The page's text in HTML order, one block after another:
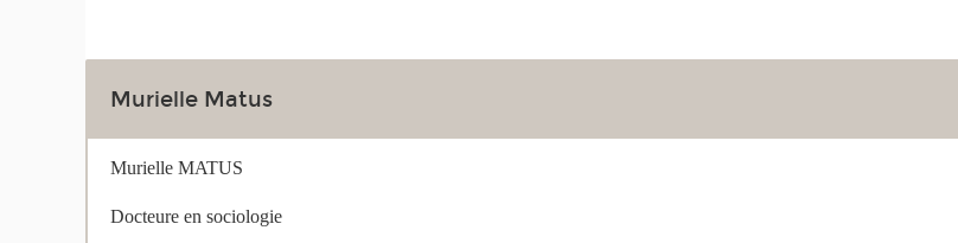
Murielle Matus
Murielle MATUS
Docteure en sociologie